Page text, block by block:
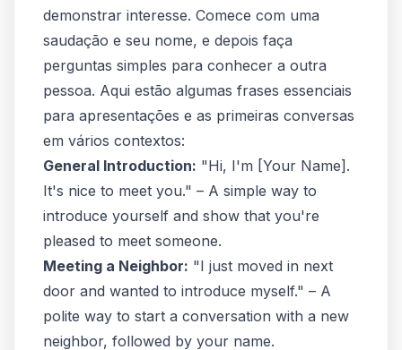
demonstrar interesse. Comece com uma
saudação e seu nome, e depois faça
perguntas simples para conhecer a outra
pessoa. Aqui estão algumas frases essenciais
para apresentações e as primeiras conversas
em vários contextos:
General Introduction: "Hi, I'm [Your Name].
It's nice to meet you." – A simple way to
introduce yourself and show that you're
pleased to meet someone.
Meeting a Neighbor: "I just moved in next
door and wanted to introduce myself." – A
polite way to start a conversation with a new
neighbor, followed by your name.